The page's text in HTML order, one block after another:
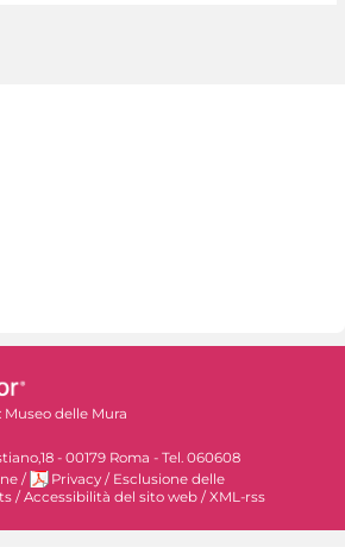
Museo delle Mura
- 00179 Roma - Tel. 060608
/ Privacy / Esclusione delle
/ Accessibilità del sito web / XML-rss